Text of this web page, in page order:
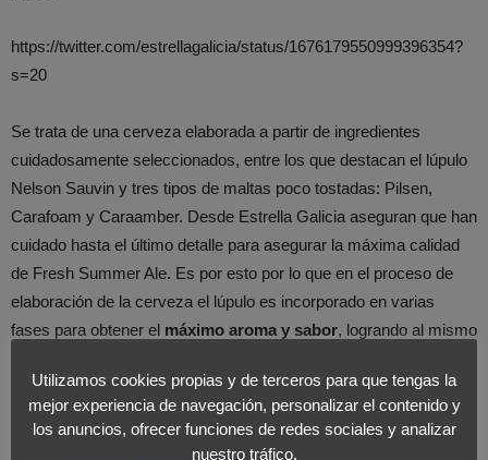
https://twitter.com/estrellagalicia/status/1676179550999396354?
s=20
Se trata de una cerveza elaborada a partir de ingredientes
cuidadosamente seleccionados, entre los que destacan el lúpulo
Nelson Sauvin y tres tipos de maltas poco tostadas: Pilsen,
Carafoam y Caraamber. Desde Estrella Galicia aseguran que han
cuidado hasta el último detalle para asegurar la máxima calidad
de Fresh Summer Ale. Es por esto por lo que en el proceso de
elaboración de la cerveza el lúpulo es incorporado en varias
fases para obtener el máximo aroma y sabor, logrando al mismo
ligero sabor afrutado.
La Brand Manager de Estrella Galicia
asegura
Utilizamos cookies propias y de terceros para que tengas la
mejor experiencia de navegación, personalizar el contenido y
los anuncios, ofrecer funciones de redes sociales y analizar
nuestro tráfico.